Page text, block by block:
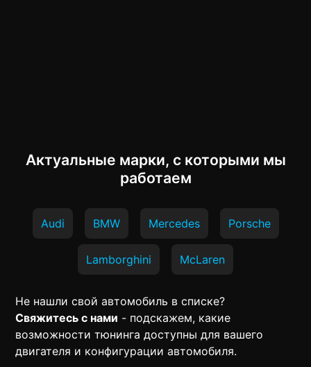
Актуальные марки, с которыми мы
работаем
Audi BMW Mercedes Porsche
Lamborghini McLaren
Не нашли свой автомобиль в списке?
Свяжитесь с нами - подскажем, какие
возможности тюнинга доступны для вашего
двигателя и конфигурации автомобиля.